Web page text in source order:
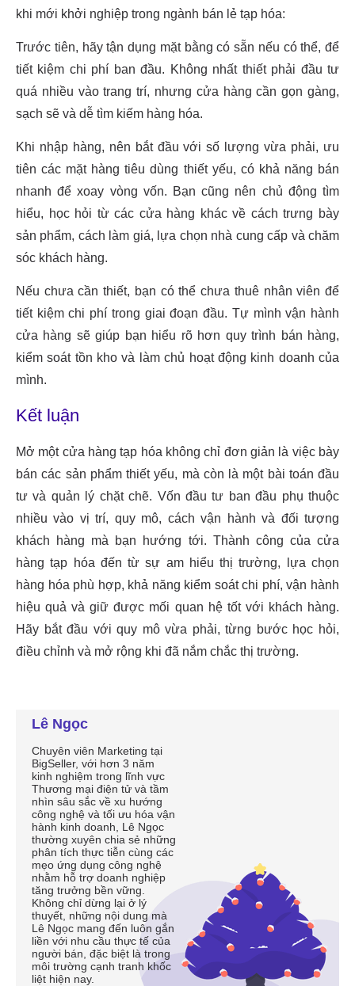
Lê Ngọc
Chuyên viên Marketing tại
BigSeller, với hơn 3 năm
kinh nghiệm trong lĩnh vực
Thương mại điện tử và tầm
nhìn sâu sắc về xu hướng
công nghệ và tối ưu hóa vận
hành kinh doanh, Lê Ngọc
thường xuyên chia sẻ những
phân tích thực tiễn cùng các
mẹo ứng dụng công nghệ
nhằm hỗ trợ doanh nghiệp
tăng trưởng bền vững.
Không chỉ dừng lại ở lý
thuyết, những nội dung mà
Lê Ngọc mang đến luôn gắn
liền với nhu cầu thực tế của
người bán, đặc biệt là trong
môi trường cạnh tranh khốc
liệt hiện nay.